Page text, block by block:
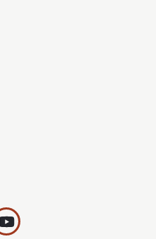
X:ssäry Bluesky:ssa
TELA ryTELA ry
Työeläkevakuuttajat TELA ry